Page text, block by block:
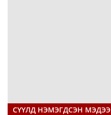
СҮҮЛД НЭМЭГДСЭН МЭДЭЭ